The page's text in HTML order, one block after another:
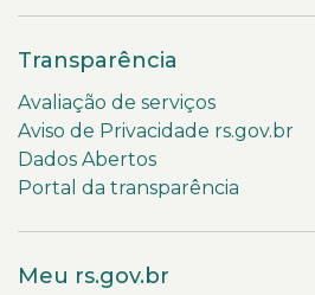
Transparência
Avaliação de serviços
Aviso de Privacidade rs.gov.br
Dados Abertos
Portal da transparência
Meu rs.gov.br